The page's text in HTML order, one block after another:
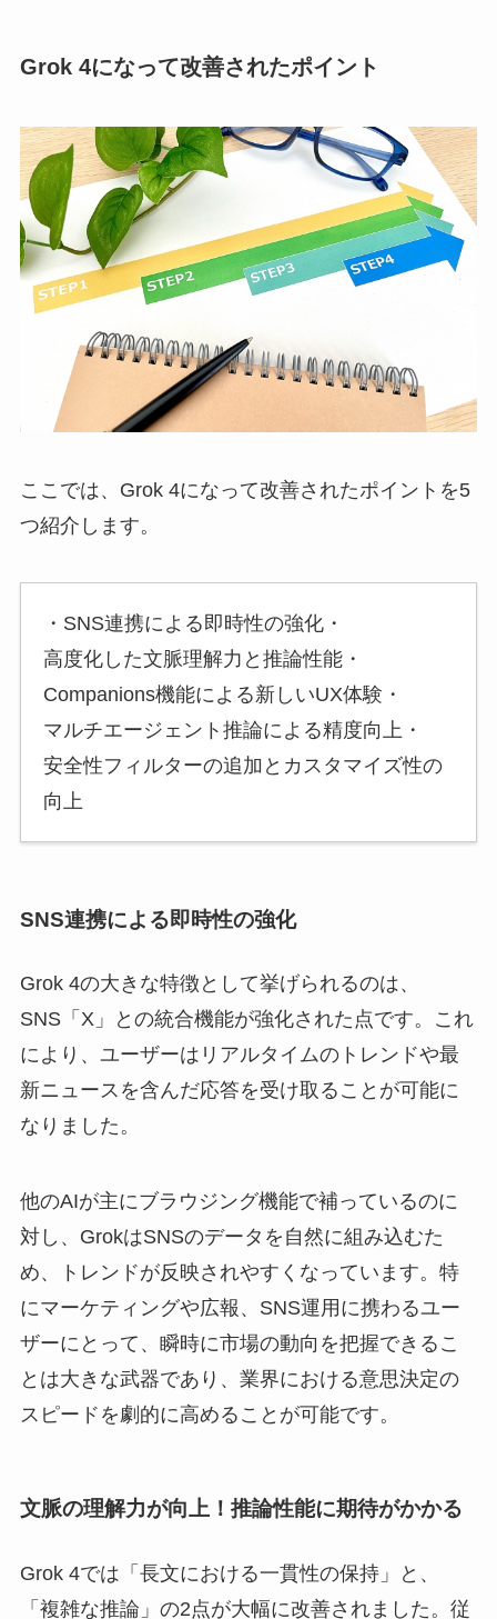
Grok 4になって改善されたポイント
ここでは、Grok 4になって改善されたポイントを5
つ紹介します。
・SNS連携による即時性の強化・
高度化した文脈理解力と推論性能・
Companions機能による新しいUX体験・
マルチエージェント推論による精度向上・
安全性フィルターの追加とカスタマイズ性の
向上
SNS連携による即時性の強化
Grok 4の大きな特徴として挙げられるのは、
SNS「X」との統合機能が強化された点です。これ
により、ユーザーはリアルタイムのトレンドや最
新ニュースを含んだ応答を受け取ることが可能に
なりました。
他のAIが主にブラウジング機能で補っているのに
対し、GrokはSNSのデータを自然に組み込むた
め、トレンドが反映されやすくなっています。特
にマーケティングや広報、SNS運用に携わるユー
ザーにとって、瞬時に市場の動向を把握できるこ
とは大きな武器であり、業界における意思決定の
スピードを劇的に高めることが可能です。
文脈の理解力が向上！推論性能に期待がかかる
Grok 4では「長文における一貫性の保持」と、
「複雑な推論」の2点が大幅に改善されました。従